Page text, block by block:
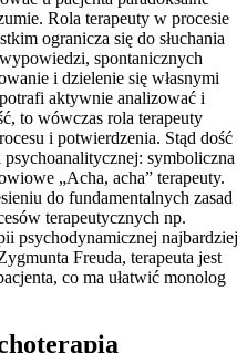
Rola terapeuty w procesie
ogranicza się do słuchania
spontanicznych
i dzielenie się własnymi
aktywnie analizować i
to wówczas rola terapeuty
i potwierdzenia. Stąd dość
symboliczna
„Acha, acha” terapeuty.
do fundamentalnych zasad
terapeutycznych np.
psychodynamicznej najbardziej
Freuda, terapeuta jest
co ma ułatwić monolog